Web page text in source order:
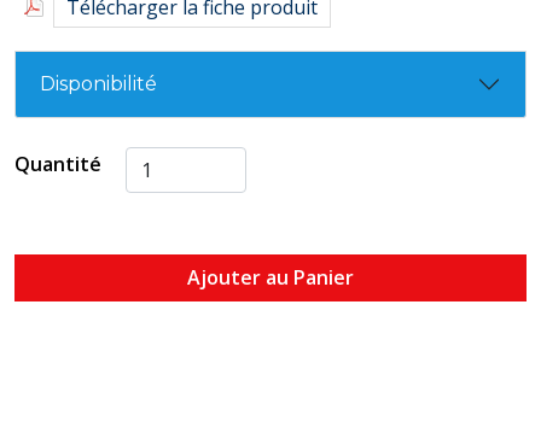
Télécharger la fiche produit
Disponibilité
Quantité
Ajouter au Panier